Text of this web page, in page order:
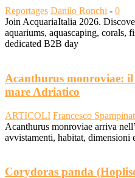
Reportages Danilo Ronchi - 0
Join AcquariaItalia 2026.
aquariums, aquascaping, corals,
dedicated B2B day
Acanthurus monroviae:
mare Adriatico
ARTICOLI Francesco
Acanthurus monroviae arriva
avvistamenti, habitat,
Corydoras panda